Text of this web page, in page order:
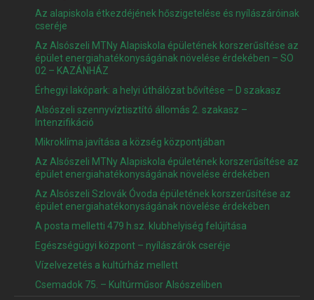
Az alapiskola étkezdéjének hőszigetelése és nyílászáróinak
cseréje
Az Alsószeli MTNy Alapiskola épületének korszerűsítése az
épület energiahatékonyságának növelése érdekében – SO
02 – KAZÁNHÁZ
Érhegyi lakópark: a helyi úthálózat bővítése – D szakasz
Alsószeli szennyvíztisztító állomás 2. szakasz –
Intenzifikáció
Mikroklíma javítása a község központjában
Az Alsószeli MTNy Alapiskola épületének korszerűsítése az
épület energiahatékonyságának növelése érdekében
Az Alsószeli Szlovák Óvoda épületének korszerűsítése az
épület energiahatékonyságának növelése érdekében
A posta melletti 479 h.sz. klubhelyiség felújítása
Egészségügyi központ – nyílászárók cseréje
Vízelvezetés a kultúrház mellett
Csemadok 75. – Kultúrműsor Alsószeliben